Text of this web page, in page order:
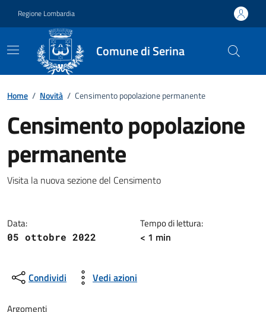
Regione Lombardia
Comune di Serina
Home / Novità / Censimento popolazione permanente
Censimento popolazione
permanente
Dettagli della notizia
Visita la nuova sezione del Censimento
Data:
05 ottobre 2022
Tempo di lettura:
< 1 min
Condividi Vedi azioni
Argomenti